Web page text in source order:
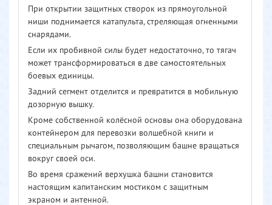
При открытии защитных створок из прямоугольной
ниши поднимается катапульта, стреляющая огненными
снарядами.
Если их пробивной силы будет недостаточно, то тягач
может трансформироваться в две самостоятельных
боевых единицы.
Задний сегмент отделится и превратится в мобильную
дозорную вышку.
Кроме собственной колёсной основы она оборудована
контейнером для перевозки волшебной книги и
специальным рычагом, позволяющим башне вращаться
вокруг своей оси.
Во время сражений верхушка башни становится
настоящим капитанским мостиком с защитным
экраном и антенной.